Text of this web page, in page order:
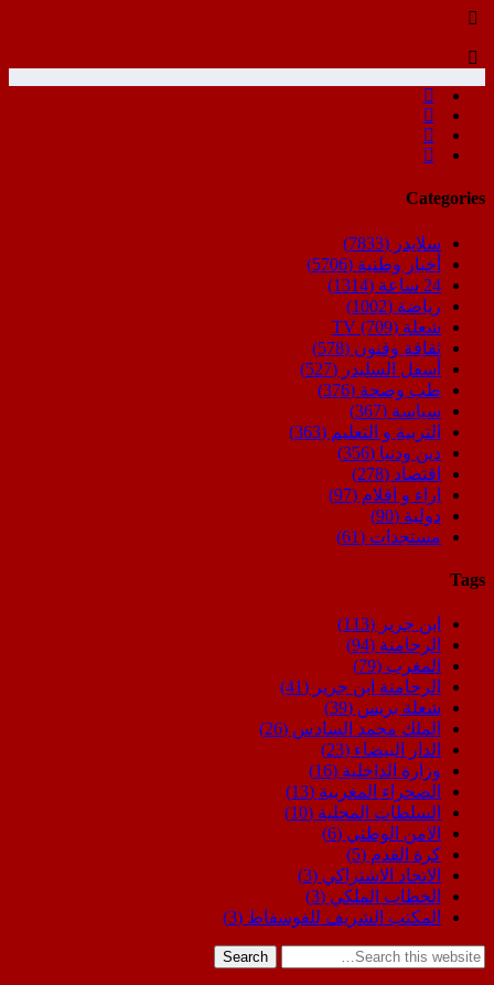
Categories
سلايدر (7833)
أخبار وطنية (5706)
24 ساعة
(1314)
رياضة (1002)
شعلة TV (709)
ثقافة وفنون (578)
أسفل السليدر (527)
طب وصحة (376)
سياسة (367)
التربية و التعليم (363)
دين ودنيا (356)
اقتصاد (278)
اراء و اقلام (97)
دولية (90)
مستجدات (61)
Tags
ابن جرير (113)
الرحامنة (94)
المغرب (79)
الرحامنة ابن جرير (41)
شعلة بريس (39)
الملك محمد السادس (26)
الدار البيضاء (23)
وزارة الداخلية (16)
الصحراء المغربية (13)
السلطات المحلية (10)
الامن الوطني (6)
كرة القدم (5)
الاتحاد الاشتراكي (3)
الخطاب الملكي (3)
المكتب الشريف للفوسفاط (3)
Search